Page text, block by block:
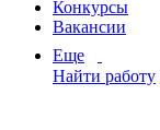
Конкурсы
Вакансии
Еще
Найти работу